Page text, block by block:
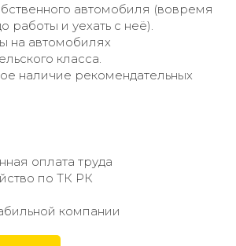
автомобиля (вовремя
работы и уехать с неё).
на автомобилях
класса.
наличие рекомендательных
оплата труда
по ТК РК
компании